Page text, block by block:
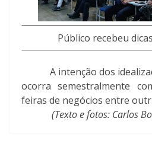
Público recebeu
A intenção dos
ocorra semestralmente
feiras de negócios entre
(Texto e fotos: Carlos